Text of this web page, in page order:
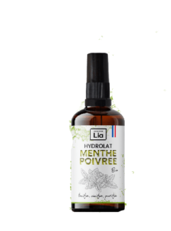
À domicile avec
Livraison gratuite en
boutique de Bayonne
Livraison gratuite dès
Pour l’Europe :
En point relais
À domicile (Chrono